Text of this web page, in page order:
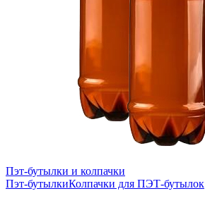
Пэт-бутылки и колпачки
Пэт-бутылкиКолпачки для ПЭТ-бутылок